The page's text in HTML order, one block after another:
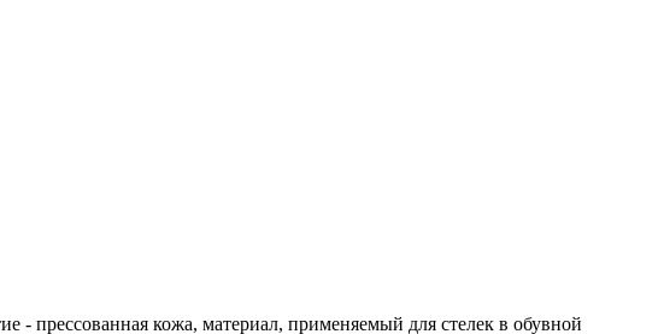
- прессованная кожа, материал, применяемый для стелек в обувной